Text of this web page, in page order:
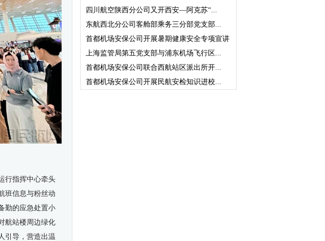
行指挥中心牵头
班信息与粉丝动
勤的应急处置小
航站楼周边绿化
引导，营造出温
四川航空陕西分公司又开西安—阿克苏“...
东航西北分公司客舱部乘务三分部党支部...
首都机场安保公司开展暑期健康安全专项宣讲
上海监管局第五党支部与浦东机场飞行区...
首都机场安保公司联合西航站区派出所开...
首都机场安保公司开展民航安检知识进校...